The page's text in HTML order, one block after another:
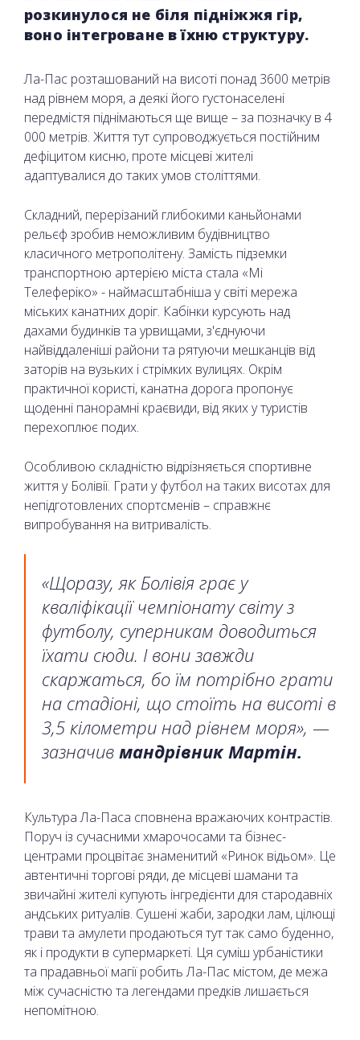
розкинулося не біля підніжжя гір,
воно інтегроване в їхню структуру.
Ла-Пас розташований на висоті понад 3600 метрів
над рівнем моря, а деякі його густонаселені
передмістя піднімаються ще вище – за позначку в 4
000 метрів. Життя тут супроводжується постійним
дефіцитом кисню, проте місцеві жителі
адаптувалися до таких умов століттями.
Складний, перерізаний глибокими каньйонами
рельєф зробив неможливим будівництво
класичного метрополітену. Замість підземки
транспортною артерією міста стала «Мі
Телеферіко» - наймасштабніша у світі мережа
міських канатних доріг. Кабінки курсують над
дахами будинків та урвищами, з'єднуючи
найвіддаленіші райони та рятуючи мешканців від
заторів на вузьких і стрімких вулицях. Окрім
практичної користі, канатна дорога пропонує
щоденні панорамні краєвиди, від яких у туристів
перехоплює подих.
Особливою складністю відрізняється спортивне
життя у Болівії. Грати у футбол на таких висотах для
непідготовлених спортсменів – справжнє
випробування на витривалість.
«Щоразу, як Болівія грає у
кваліфікації чемпіонату світу з
футболу, суперникам доводиться
їхати сюди. І вони завжди
скаржаться, бо їм потрібно грати
на стадіоні, що стоїть на висоті в
3,5 кілометри над рівнем моря», —
зазначив мандрівник Мартін.
Культура Ла-Паса сповнена вражаючих контрастів.
Поруч із сучасними хмарочосами та бізнес-
центрами процвітає знаменитий «Ринок відьом». Це
автентичні торгові ряди, де місцеві шамани та
звичайні жителі купують інгредієнти для стародавніх
андських ритуалів. Сушені жаби, зародки лам, цілющі
трави та амулети продаються тут так само буденно,
як і продукти в супермаркеті. Ця суміш урбаністики
та прадавньої магії робить Ла-Пас містом, де межа
між сучасністю та легендами предків лишається
непомітною.